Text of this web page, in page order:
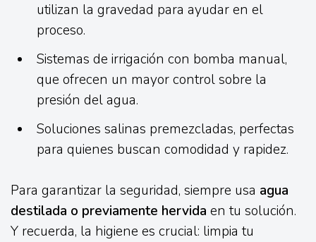
utilizan la gravedad para ayudar en el
proceso.
Sistemas de irrigación con bomba manual,
que ofrecen un mayor control sobre la
presión del agua.
Soluciones salinas premezcladas, perfectas
para quienes buscan comodidad y rapidez.
Para garantizar la seguridad, siempre usa agua
destilada o previamente hervida en tu solución.
Y recuerda, la higiene es crucial: limpia tu